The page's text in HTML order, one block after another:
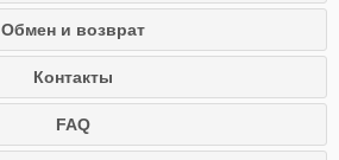
Обмен и возврат
Контакты
FAQ